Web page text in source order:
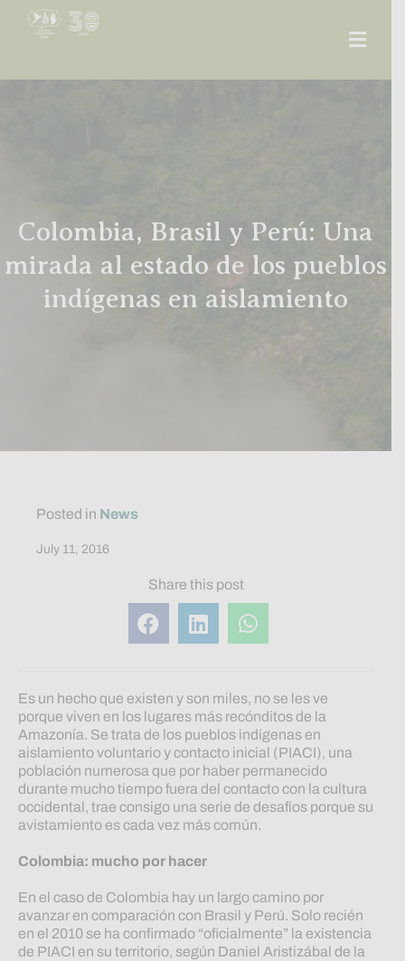
Colombia, Brasil y Perú: Una
mirada al estado de los pueblos
indígenas en aislamiento
Posted in News
July 11, 2016
Share this post
Es un hecho que existen y son miles, no se les ve
porque viven en los lugares más recónditos de la
Amazonía. Se trata de los pueblos indígenas en
aislamiento voluntario y contacto inicial (PIACI), una
población numerosa que por haber permanecido
durante mucho tiempo fuera del contacto con la cultura
occidental, trae consigo una serie de desafíos porque su
avistamiento es cada vez más común.
Colombia: mucho por hacer
En el caso de Colombia hay un largo camino por
avanzar en comparación con Brasil y Perú. Solo recién
en el 2010 se ha confirmado “oficialmente” la existencia
de PIACI en su territorio, según Daniel Aristizábal de la